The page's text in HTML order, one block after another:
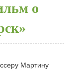
о
Мартину